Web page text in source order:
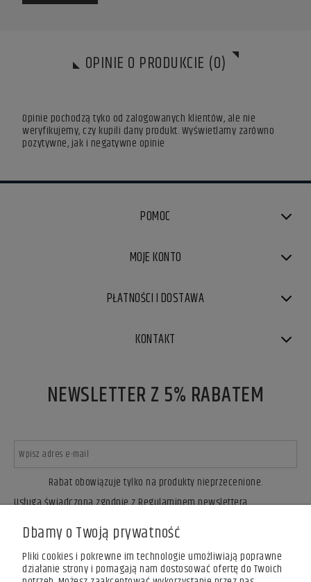
OPINIE O PRODUKCIE (0)
Opinie pochodzą tyko od zalogowanych klientów, ale nie
weryfikujemy, czy kupili dany produkt. Wyświetlamy zarówno
pozytywne, jak i negatywne opinie
POMOC
MOJE KONTO
PŁATNOŚCI I DOSTAWA
KONTAKT
NEWSLETTER Z 5% RABATEM
Rabat obowiązuje tylko na produkty nieprzecenione.
ZAPISZ SIĘ
Usługa świadczona zgodnie z Regulaminem newslettera.
Dbamy o Twoją prywatność
Pliki cookies i pokrewne im technologie umożliwiają poprawne
działanie strony i pomagają nam dostosować ofertę do Twoich